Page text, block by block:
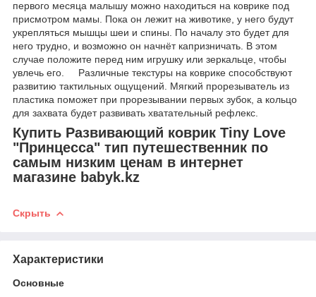
первого месяца малышу можно находиться на коврике под
присмотром мамы. Пока он лежит на животике, у него будут
укрепляться мышцы шеи и спины. По началу это будет для
него трудно, и возможно он начнёт капризничать. В этом
случае положите перед ним игрушку или зеркальце, чтобы
увлечь его. Различные текстуры на коврике способствуют
развитию тактильных ощущений. Мягкий прорезыватель из
пластика поможет при прорезывании первых зубок, а кольцо
для захвата будет развивать хватательный рефлекс.
Купить Развивающий коврик Tiny Love
"Принцесса" тип путешественник по
самым низким ценам в интернет
магазине babyk.kz
Скрыть
Характеристики
Основные